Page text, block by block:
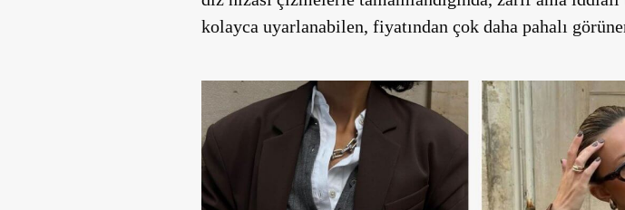
kolayca uyarlanabilen, fiyatından çok daha pahalı